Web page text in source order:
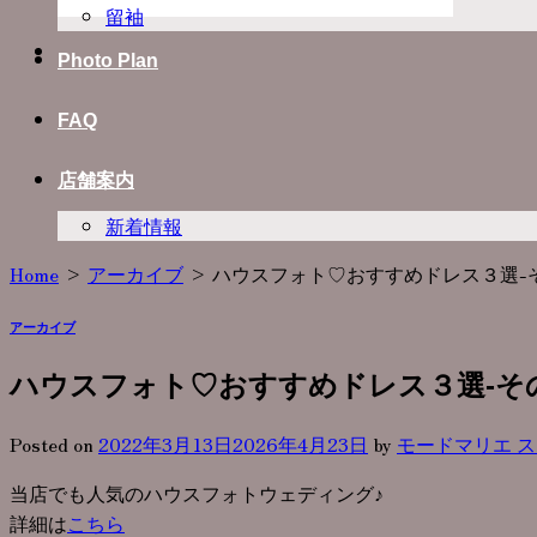
留袖
Photo Plan
FAQ
店舗案内
新着情報
Home > アーカイブ > ハウスフォト♡おすすめドレス３選-
アーカイブ
ハウスフォト♡おすすめドレス３選-そ
Posted on 2022年3月13日2026年4月23日 by モードマリエ
当店でも人気のハウスフォトウェディング♪
詳細はこちら